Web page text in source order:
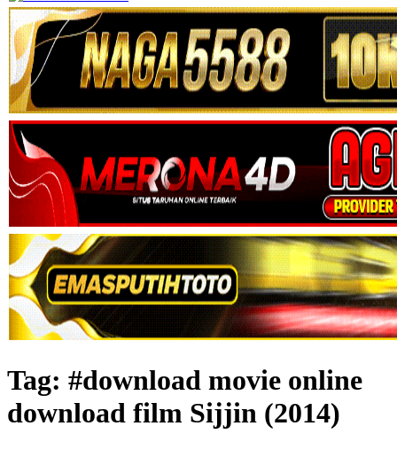
Tag: #download movie online
download film Sijjin (2014)